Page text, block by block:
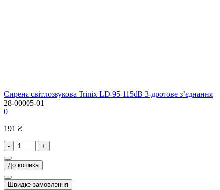
Сирена світлозвукова Trinix LD-95 115dB 3-дротове з’єднання
28-00005-01
0
191 ₴
- +
До кошика
Швидке замовлення